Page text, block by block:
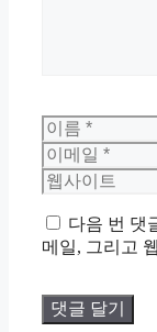
이
름
다음 번 댓
메일, 그리고